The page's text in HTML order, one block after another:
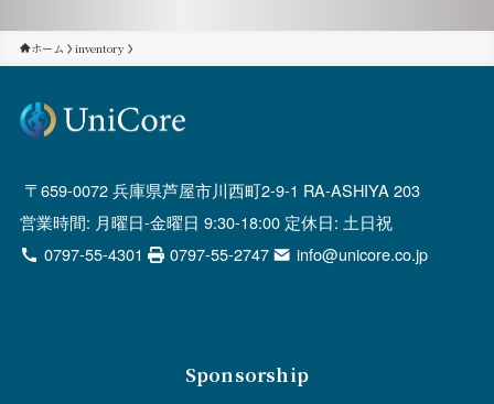
ホーム inventory
659-0072 兵庫県芦屋市川西町2-9-1 RA-ASHIYA 203
営業時間: 月曜日-金曜日 9:30-18:00 定休日: 土日祝
0797-55-4301
0797-55-2747 info@unicore.co.jp
Sponsorship